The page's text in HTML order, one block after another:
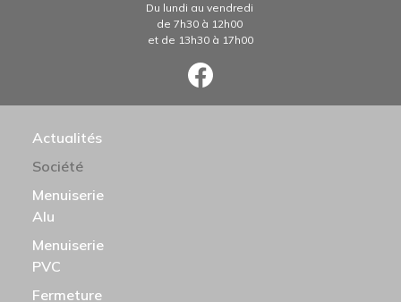
Du lundi au vendredi
de 7h30 à 12h00
et de 13h30 à 17h00
Actualités
Société
Menuiserie
Alu
Menuiserie
PVC
Fermeture